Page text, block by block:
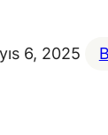
6, 2025